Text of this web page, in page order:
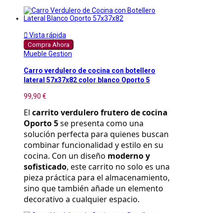
 Vista rápida
Compra Ahora
Mueble Gestion
Carro verdulero de cocina con botellero
lateral 57x37x82 color blanco Oporto 5
99,90 €
El carrito verdulero frutero de cocina
Oporto 5 se presenta como una
solución perfecta para quienes buscan
combinar funcionalidad y estilo en su
cocina. Con un diseño moderno y
sofisticado, este carrito no solo es una
pieza práctica para el almacenamiento,
sino que también añade un elemento
decorativo a cualquier espacio.